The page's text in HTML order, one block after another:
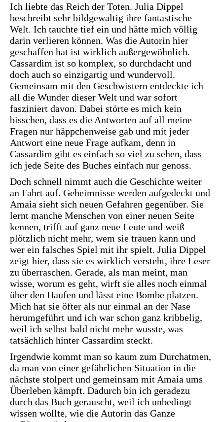
Ich liebte das Reich der Toten. Julia Dippel
beschreibt sehr bildgewaltig ihre fantastische
Welt. Ich tauchte tief ein und hätte mich völlig
darin verlieren können. Was die Autorin hier
geschaffen hat ist wirklich außergewöhnlich.
Cassardim ist so komplex, so durchdacht und
doch auch so einzigartig und wundervoll.
Gemeinsam mit den Geschwistern entdeckte ich
all die Wunder dieser Welt und war sofort
fasziniert davon. Dabei störte es mich kein
bisschen, dass es die Antworten auf all meine
Fragen nur häppchenweise gab und mit jeder
Antwort eine neue Frage aufkam, denn in
Cassardim gibt es einfach so viel zu sehen, dass
ich jede Seite des Buches einfach nur genoss.
Doch schnell nimmt auch die Geschichte weiter
an Fahrt auf. Geheimnisse werden aufgedeckt und
Amaia sieht sich neuen Gefahren gegenüber. Sie
lernt manche Menschen von einer neuen Seite
kennen, trifft auf ganz neue Leute und weiß
plötzlich nicht mehr, wem sie trauen kann und
wer ein falsches Spiel mit ihr spielt. Julia Dippel
zeigt hier, dass sie es wirklich versteht, ihre Leser
zu überraschen. Gerade, als man meint, man
wisse, worum es geht, wirft sie alles noch einmal
über den Haufen und lässt eine Bombe platzen.
Mich hat sie öfter als nur einmal an der Nase
herumgeführt und ich war schon ganz kribbelig,
weil ich selbst bald nicht mehr wusste, was
tatsächlich hinter Cassardim steckt.
Irgendwie kommt man so kaum zum Durchatmen,
da man von einer gefährlichen Situation in die
nächste stolpert und gemeinsam mit Amaia ums
Überleben kämpft. Dadurch bin ich geradezu
durch das Buch gerauscht, weil ich unbedingt
wissen wollte, wie die Autorin das Ganze